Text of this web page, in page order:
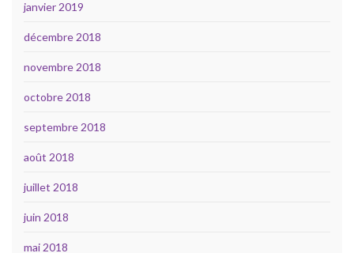
janvier 2019
décembre 2018
novembre 2018
octobre 2018
septembre 2018
août 2018
juillet 2018
juin 2018
mai 2018